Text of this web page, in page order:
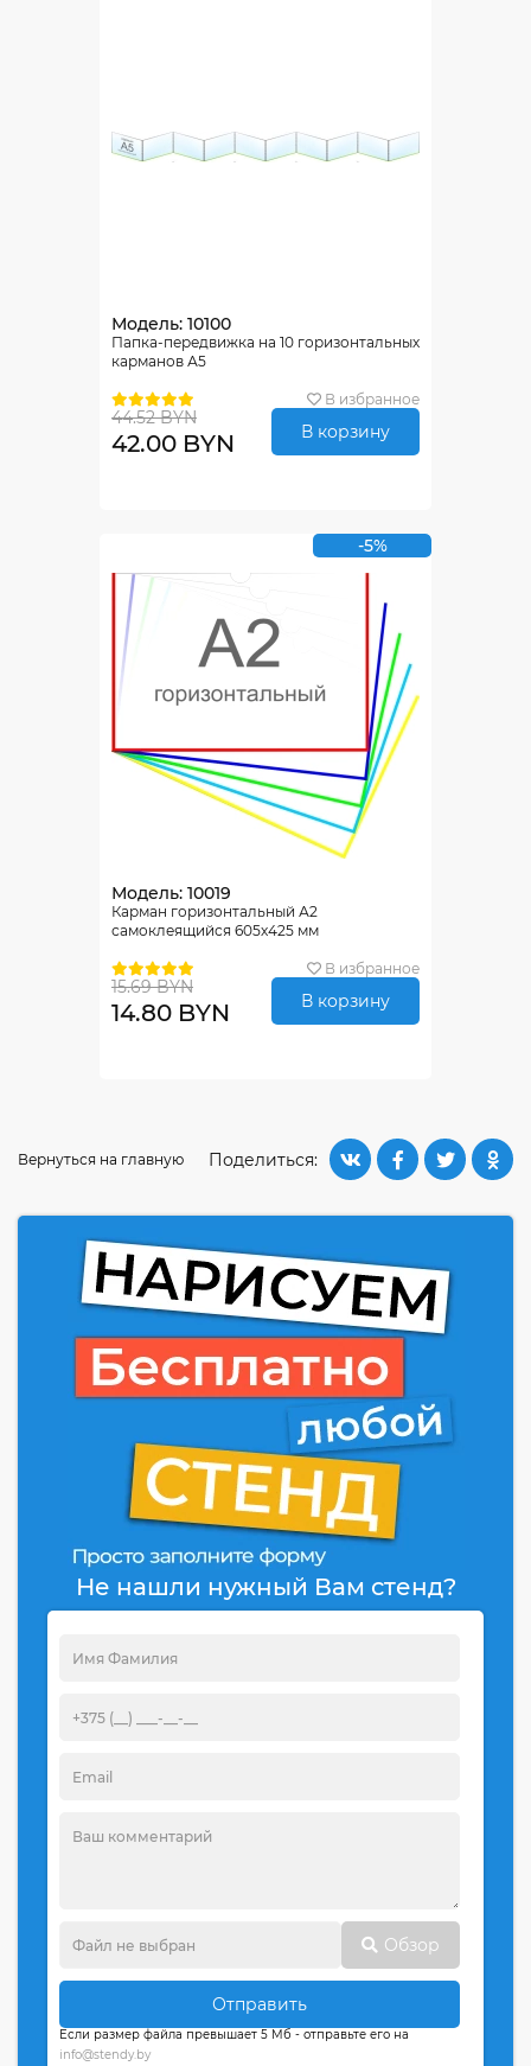
Модель: 10100
Папка-передвижка на 10 горизонтальных
карманов А5
В избранное
44.52 BYN
42.00 BYN В корзину
-5%
Модель: 10019
Карман горизонтальный А2
самоклеящийся 605х425 мм
В избранное
15.69 BYN
14.80 BYN В корзину
Поделиться:
Вернуться на главную
Не нашли нужный Вам стенд?
Обзор
Отправить
Если размер файла превышает 5 Мб - отправьте его на
info@stendy.by